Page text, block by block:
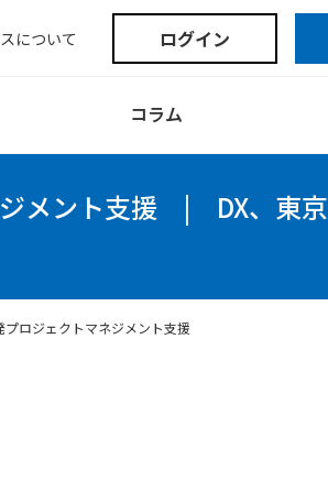
コラム
について ログイン
メント支援 | DX、東京
ロジェクトマネジメント支援